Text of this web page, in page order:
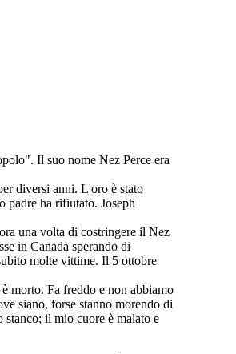
Il suo nome Nez Perce era
diversi anni. L'oro è stato
padre ha rifiutato. Joseph
una volta di costringere il Nez
in Canada sperando di
molte vittime. Il 5 ottobre
morto. Fa freddo e non abbiamo
siano, forse stanno morendo di
il mio cuore è malato e